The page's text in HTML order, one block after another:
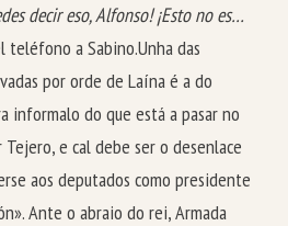
decir eso, Alfonso! ¡Esto no es…
teléfono a Sabino.Unha das
por orde de Laína é a do
informalo do que está a pasar no
e cal debe ser o desenlace
aos deputados como presidente
Ante o abraio do rei, Armada